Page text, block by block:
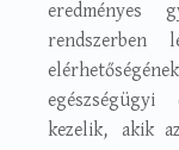
eredményes
rendszerben
egészségügyi
kezelik, akik